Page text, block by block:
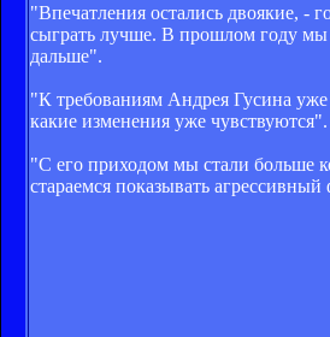
"Впечатления остались двоякие, -
сыграть лучше. В прошлом году мы
дальше".
"К требованиям Андрея Гусина
какие изменения уже чувствуются".
"С его приходом мы стали больше
стараемся показывать агрессивный